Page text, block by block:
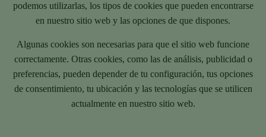
podemos utilizarlas, los tipos de cookies que pueden encontrarse
en nuestro sitio web y las opciones de que dispones.
Algunas cookies son necesarias para que el sitio web funcione
correctamente. Otras cookies, como las de análisis, publicidad o
preferencias, pueden depender de tu configuración, tus opciones
de consentimiento, tu ubicación y las tecnologías que se utilicen
actualmente en nuestro sitio web.